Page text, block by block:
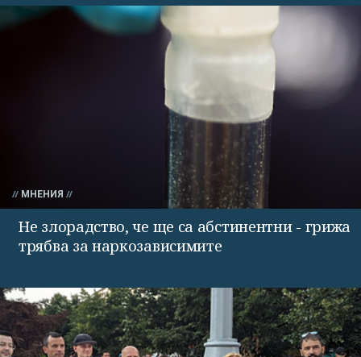
МНЕНИЯ
Не злорадство, че ще са абстинентни - грижа
трябва за наркозависимите